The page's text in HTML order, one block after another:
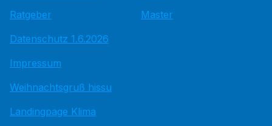
Ratgeber
Datenschutz 1.6.2026
Impressum
Weihnachtsgruß hissu
Landingpage Klima
Master